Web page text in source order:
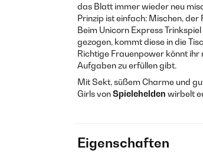
das Blatt immer wieder neu
Prinzip ist einfach: Mischen, der
Beim Unicorn Express
gezogen, kommt diese in die
Richtige Frauenpower könnt
Aufgaben zu erfüllen gibt.
Mit Sekt, süßem Charme und
Girls vonSpielehelden wirbelt
Eigenschaften